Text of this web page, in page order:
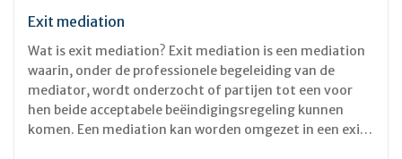
Exit mediation
Wat is exit mediation? Exit mediation is een mediation
waarin, onder de professionele begeleiding van de
mediator, wordt onderzocht of partijen tot een voor
hen beide acceptabele beëindigingsregeling kunnen
komen. Een mediation kan worden omgezet in een exit